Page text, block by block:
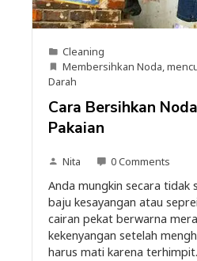
Cleaning
Membersihkan Noda,
Darah
Cara Bersihkan
Pakaian
Nita 0 Comments
Anda mungkin secara tidak
baju kesayangan atau
cairan pekat berwarna
kekenyangan setelah
harus mati karena